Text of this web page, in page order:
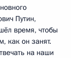
Путин,
время, чтобы
как он занят.
на наши